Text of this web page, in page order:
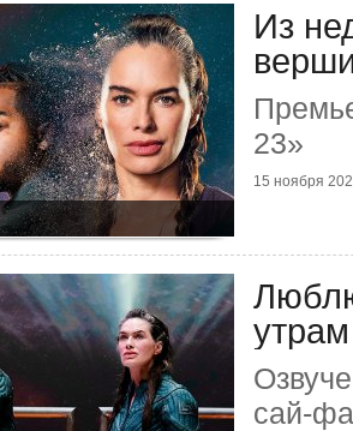
Из
23»
15 ноября
утрам
сай-